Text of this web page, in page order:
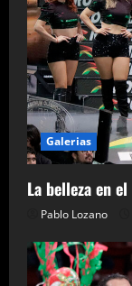
Galerias
La belleza en
Pablo Lozano